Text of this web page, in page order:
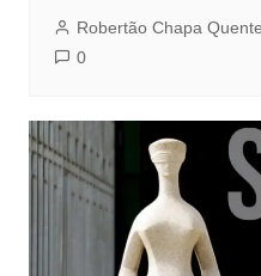
Robertão Chapa Quente
0